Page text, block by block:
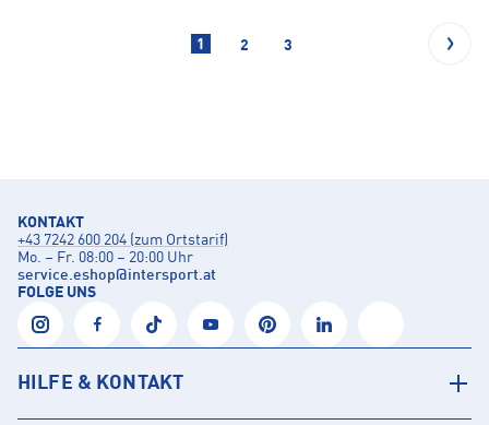
1 2 3
KONTAKT
+43 7242 600 204 (zum Ortstarif)
Mo. – Fr. 08:00 – 20:00 Uhr
service.eshop@intersport.at
FOLGE UNS
HILFE & KONTAKT